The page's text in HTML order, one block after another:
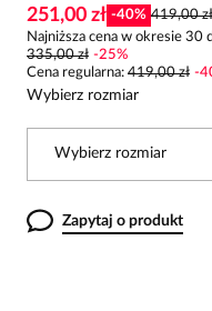
251,00 zł -40% 419,00 zł
Najniższa cena w okresie 30
335,00 zł -25%
Cena regularna: 419,00 zł -
Wybierz rozmiar
Wybierz rozmiar
Zapytaj o produkt